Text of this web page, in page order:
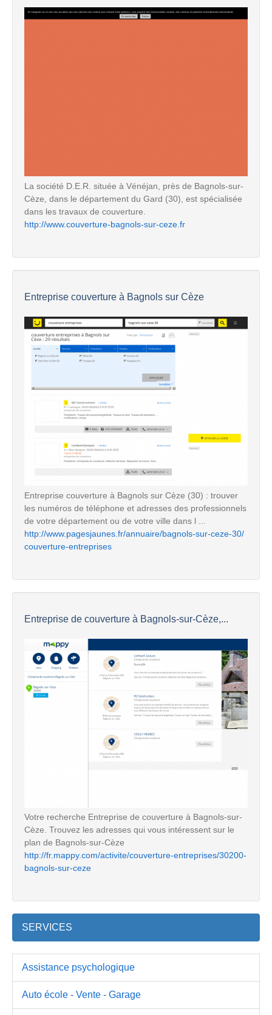
La société D.E.R. située à Vénéjan, près de Bagnols-sur-
Cèze, dans le département du Gard (30), est spécialisée
dans les travaux de couverture.
http://www.couverture-bagnols-sur-ceze.fr
Entreprise couverture à Bagnols sur Cèze
Entreprise couverture à Bagnols sur Cèze (30) : trouver
les numéros de téléphone et adresses des professionnels
de votre département ou de votre ville dans l ...
http://www.pagesjaunes.fr/annuaire/bagnols-sur-ceze-30/
couverture-entreprises
Entreprise de couverture à Bagnols-sur-Cèze,...
Votre recherche Entreprise de couverture à Bagnols-sur-
Cèze. Trouvez les adresses qui vous intéressent sur le
plan de Bagnols-sur-Cèze
http://fr.mappy.com/activite/couverture-entreprises/30200-
bagnols-sur-ceze
SERVICES
Assistance psychologique
Auto école - Vente - Garage